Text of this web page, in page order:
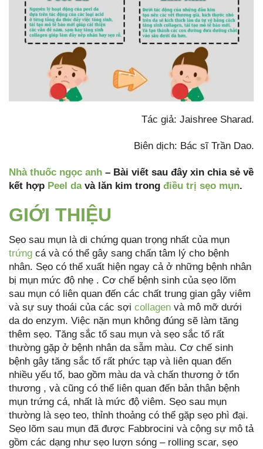
Tác giả: Jaishree Sharad.
Biên dịch: Bác sĩ Trần Dao.
Nhà thuốc ngọc anh – Bài viết sau đây xin chia sẻ về
kết hợp Peel davà lăn kim trong điều trị sẹo mụn.
GIỚI THIỆU
Sẹo sau mụn là di chứng quan trọng nhất của mụn
trứng cá và có thể gây sang chấn tâm lý cho bệnh
nhân. Sẹo có thể xuất hiện ngay cả ở những bệnh nhân
bị mụn mức độ nhẹ . Cơ chế bệnh sinh của sẹo lõm
sau mụn có liên quan đến các chất trung gian gây viêm
và sự suy thoái của các sợi collagen và mô mỡ dưới
da do enzym. Việc nặn mụn không đúng sẽ làm tăng
thêm sẹo. Tăng sắc tố sau mụn và sẹo sắc tố rất
thường gặp ở bệnh nhân da sẫm màu. Cơ chế sinh
bệnh gây tăng sắc tố rất phức tạp và liên quan đến
nhiều yếu tố, bao gồm màu da và chấn thương ở tổn
thương , và cũng có thể liên quan đến bản thân bệnh
mụn trứng cá, nhất là mức độ viêm. Sẹo sau mụn
thường là sẹo teo, thỉnh thoảng có thể gặp sẹo phì đại.
Sẹo lõm sau mụn đã được Fabbrocini và cộng sự mô tả
gồm các dạng như sẹo lượn sóng – rolling scar, sẹo